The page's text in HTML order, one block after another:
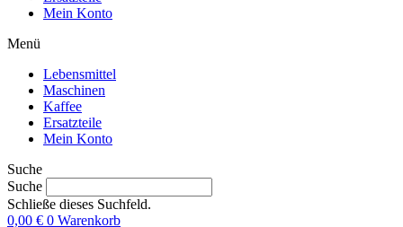
Mein Konto
Menü
Lebensmittel
Maschinen
Kaffee
Ersatzteile
Mein Konto
Suche
Suche
Schließe dieses Suchfeld.
0,00 € 0 Warenkorb